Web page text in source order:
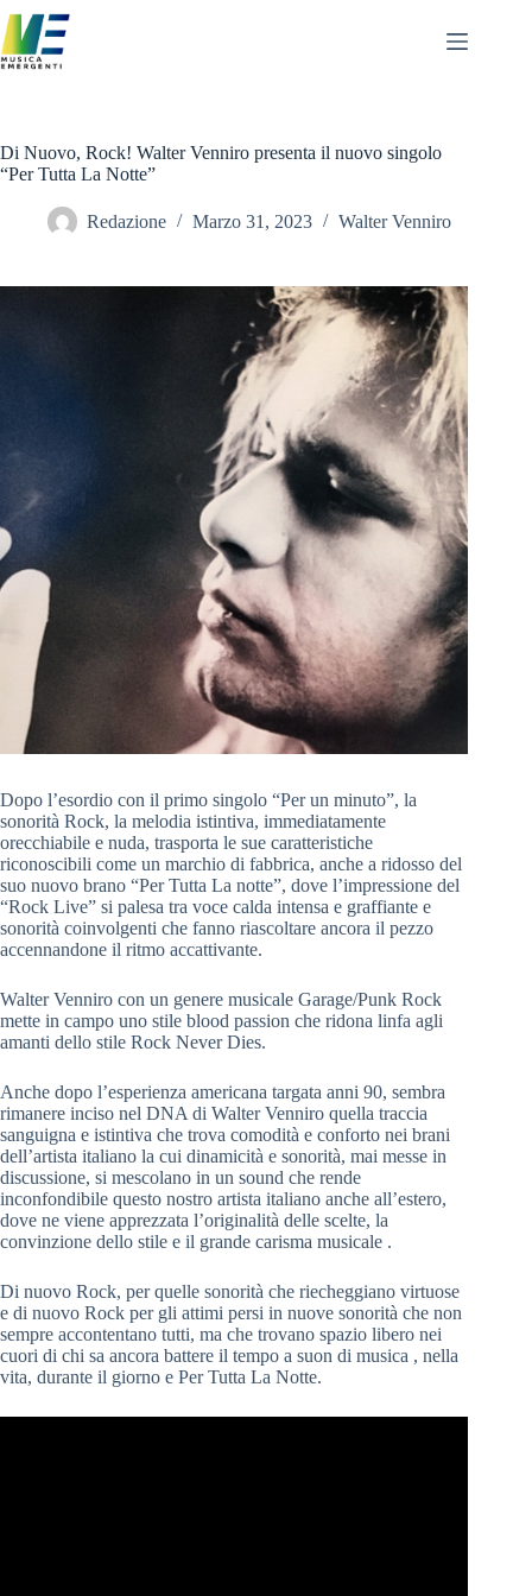
al
contenuto
Di Nuovo, Rock! Walter Venniro presenta il nuovo singolo
“Per Tutta La Notte”
Redazione Marzo 31, 2023 Walter Venniro
Dopo l’esordio con il primo singolo “Per un minuto”, la
sonorità Rock, la melodia istintiva, immediatamente
orecchiabile e nuda, trasporta le sue caratteristiche
riconoscibili come un marchio di fabbrica, anche a ridosso del
suo nuovo brano “Per Tutta La notte”, dove l’impressione del
“Rock Live” si palesa tra voce calda intensa e graffiante e
sonorità coinvolgenti che fanno riascoltare ancora il pezzo
accennandone il ritmo accattivante.
Walter Venniro con un genere musicale Garage/Punk Rock
mette in campo uno stile blood passion che ridona linfa agli
amanti dello stile Rock Never Dies.
Anche dopo l’esperienza americana targata anni 90, sembra
rimanere inciso nel DNA di Walter Venniro quella traccia
sanguigna e istintiva che trova comodità e conforto nei brani
dell’artista italiano la cui dinamicità e sonorità, mai messe in
discussione, si mescolano in un sound che rende
inconfondibile questo nostro artista italiano anche all’estero,
dove ne viene apprezzata l’originalità delle scelte, la
convinzione dello stile e il grande carisma musicale .
Di nuovo Rock, per quelle sonorità che riecheggiano virtuose
e di nuovo Rock per gli attimi persi in nuove sonorità che non
sempre accontentano tutti, ma che trovano spazio libero nei
cuori di chi sa ancora battere il tempo a suon di musica , nella
vita, durante il giorno e Per Tutta La Notte.